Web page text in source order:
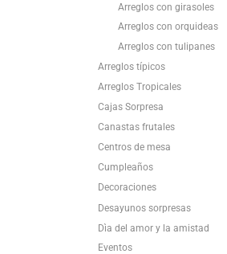
Arreglos con girasoles
Arreglos con orquideas
Arreglos con tulipanes
Arreglos típicos
Arreglos Tropicales
Cajas Sorpresa
Canastas frutales
Centros de mesa
Cumpleaños
Decoraciones
Desayunos sorpresas
Dìa del amor y la amistad
Eventos